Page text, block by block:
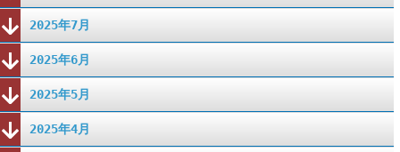
2025年7月
2025年6月
2025年5月
2025年4月